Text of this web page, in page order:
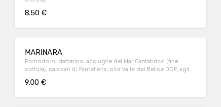
8.50 €
MARINARA
Pomodoro, datterino, acciughe del Mar Cantabrico (fine
cottura), capperi di Pantelleria, olio Valle del Belice DOP, aglio,
9.00 €